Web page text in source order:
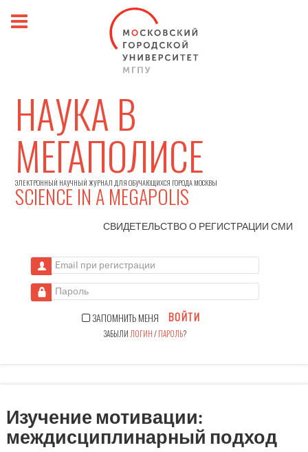
НАУКА В
МЕГАПОЛИСЕ
ЭЛЕКТРОННЫЙ НАУЧНЫЙ ЖУРНАЛ ДЛЯ ОБУЧАЮЩИХСЯ ГОРОДА МОСКВЫ
SCIENCE IN A MEGAPOLIS
СВИДЕТЕЛЬСТВО О РЕГИСТРАЦИИСМИ
Email при регистрации
Пароль
ЗАПОМНИТЬ МЕНЯ ВОЙТИ
ЗАБЫЛИ ЛОГИН/ПАРОЛЬ?
Изучение мотивации:
междисциплинарный подход